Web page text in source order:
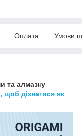
Оплата Умови
та алмазну
щоб дізнатися як